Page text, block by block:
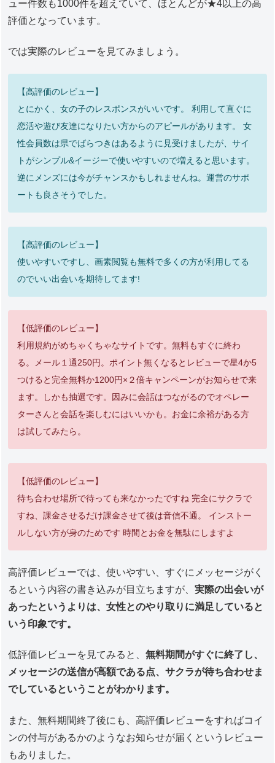
ュー件数も1000件を超えていて、ほとんどが★4以上の高
評価となっています。
では実際のレビューを見てみましょう。
【高評価のレビュー】
とにかく、女の子のレスポンスがいいです。 利用して直ぐに
恋活や遊び友達になりたい方からのアピールがあります。 女
性会員数は県でばらつきはあるように見受けましたが、サイ
トがシンプル&イージーで使いやすいので増えると思います。
逆にメンズには今がチャンスかもしれませんね。運営のサポ
ートも良さそうでした。
【高評価のレビュー】
使いやすいですし、画素閲覧も無料で多くの方が利用してる
のでいい出会いを期待してます!
【低評価のレビュー】
利用規約がめちゃくちゃなサイトです。無料もすぐに終わ
る。メール１通250円。ポイント無くなるとレビューで星4か5
つけると完全無料か1200円×２倍キャンペーンがお知らせで来
ます。しかも抽選です。因みに会話はつながるのでオペレー
ターさんと会話を楽しむにはいいかも。お金に余裕がある方
は試してみたら。
【低評価のレビュー】
待ち合わせ場所で待っても来なかったですね 完全にサクラで
すね、課金させるだけ課金させて後は音信不通。 インストー
ルしない方が身のためです 時間とお金を無駄にしますよ
高評価レビューでは、使いやすい、すぐにメッセージがく
るという内容の書き込みが目立ちますが、実際の出会いが
あったというよりは、女性とのやり取りに満足していると
いう印象です。
低評価レビューを見てみると、無料期間がすぐに終了し、
メッセージの送信が高額である点、サクラが待ち合わせま
でしているということがわかります。
また、無料期間終了後にも、高評価レビューをすればコイ
ンの付与があるかのようなお知らせが届くというレビュー
もありました。